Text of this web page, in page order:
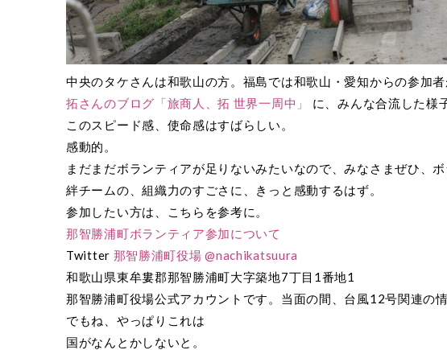
中央のタケさんは和歌山の方。福島では和歌山・愛知からの参加者
拓さんのブログ「旅商人、拓 世界一周中」 に、みんな合流した様
このスピード感、使命感はすばらしい。
感動的。
まだまだボランティアが足りないみたいなので、みなさまぜひ、ボ
絆チームの、組織力のすごさに、きっと感動するはず。
参加したい方は、こちらを参考に。
那智勝浦町ボランティア参加について
Twitter 那智勝浦町役場 @nachikatsuura
和歌山県東牟婁郡那智勝浦町大字築地7丁目1番地1
那智勝浦町役場公式アカウントです。当面の間、台風12号関連の
でもね、やっぱりこれは
国がなんとかしないと。